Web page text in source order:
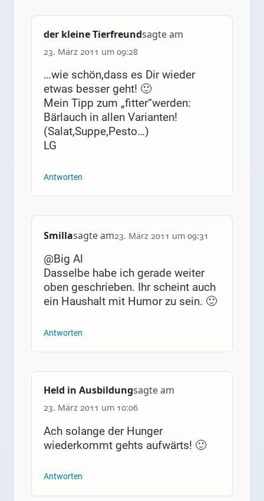
der kleine Tierfreundsagte am
23. März 2011 um 09:28
…wie schön,dass es Dir wieder
etwas besser geht! 🙂
Mein Tipp zum „fitter“werden:
Bärlauch in allen Varianten!
(Salat,Suppe,Pesto…)
LG
Antworten
Smillasagte am23. März 2011 um 09:31
@Big Al
Dasselbe habe ich gerade weiter
oben geschrieben. Ihr scheint auch
ein Haushalt mit Humor zu sein. 🙂
Antworten
Held in Ausbildungsagte am
23. März 2011 um 10:06
Ach solange der Hunger
wiederkommt gehts aufwärts! 🙂
Antworten